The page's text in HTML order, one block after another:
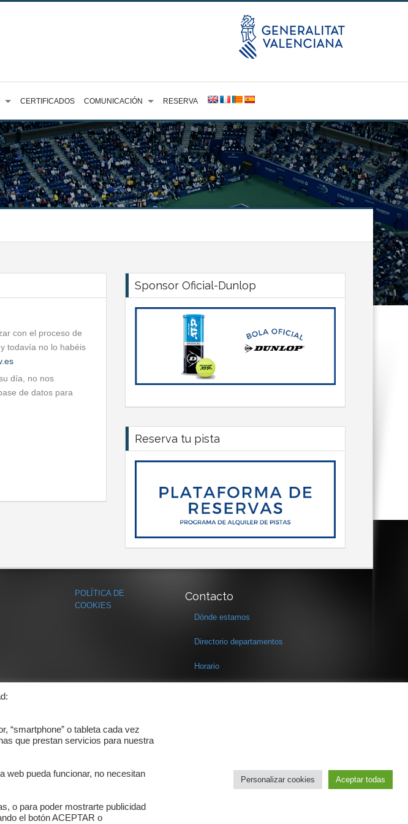
CERTIFICADOS COMUNICACIÓN RESERVA
con el proceso de
todavía no lo habéis
día, no nos
de datos para
Sponsor Oficial-Dunlop
Reserva tu pista
POLÍTICA DE
COOKIES
Contacto
Dónde estamos
Directorio departamentos
Horario
“smartphone” o tableta cada vez
que prestan servicios para nuestra
web pueda funcionar, no necesitan
o para poder mostrarte publicidad
el botón ACEPTAR o
Personalizar cookies Aceptar todas